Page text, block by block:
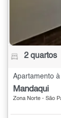
2 quartos
Apartamento
Mandaqui
Zona Norte - São